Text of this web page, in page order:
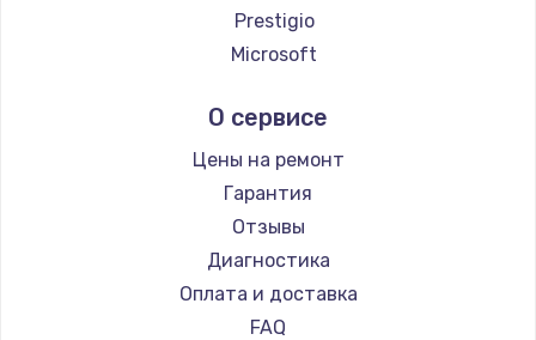
Ремонт ноутбуков Google
Ремонт ноутбуков Echips
Ремонт ноутбуков Predator
Ремонт ноутбуков iru
Ремонт ноутбуков Machenike
Ремонт ноутбуков DEXP
Ремонт ноутбуков Teclast
Ремонт ноутбуков CHUWI
Ремонт ноутбуков Colorful
Prestigio
Microsoft
Aquarius
Gigabyte
Aorus
Maibenben
Getac
Epson
Philips
О сервисе
Цены на ремонт
Гарантия
Отзывы
Диагностика
Оплата и доставка
FAQ